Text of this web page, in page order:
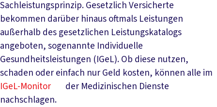
Sachleistungsprinzip. Gesetzlich Versicherte
bekommen darüber hinaus oftmals Leistungen
außerhalb des gesetzlichen Leistungskatalogs
angeboten, sogenannte Individuelle
Gesundheitsleistungen (IGeL). Ob diese nutzen,
schaden oder einfach nur Geld kosten, können alle im
IGeL-Monitor
der Medizinischen Dienste
nachschlagen.